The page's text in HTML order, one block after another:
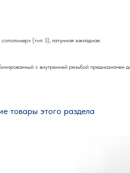
(тип 3), латунная закладная.
с внутренней резьбой предназначен
товары этого раздела